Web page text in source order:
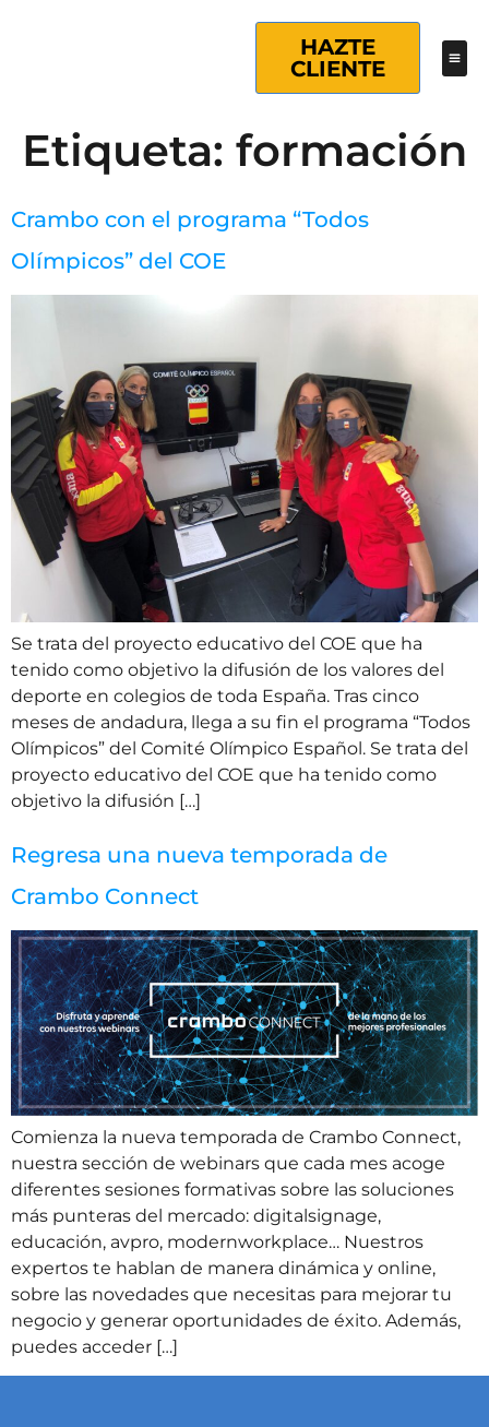
HAZTE
CLIENTE
Etiqueta: formación
Crambo con el programa “Todos
Olímpicos” del COE
Se trata del proyecto educativo del COE que ha
tenido como objetivo la difusión de los valores del
deporte en colegios de toda España. Tras cinco
meses de andadura, llega a su fin el programa “Todos
Olímpicos” del Comité Olímpico Español. Se trata del
proyecto educativo del COE que ha tenido como
objetivo la difusión […]
Regresa una nueva temporada de
Crambo Connect
Comienza la nueva temporada de Crambo Connect,
nuestra sección de webinars que cada mes acoge
diferentes sesiones formativas sobre las soluciones
más punteras del mercado: digitalsignage,
educación, avpro, modernworkplace… Nuestros
expertos te hablan de manera dinámica y online,
sobre las novedades que necesitas para mejorar tu
negocio y generar oportunidades de éxito. Además,
puedes acceder […]